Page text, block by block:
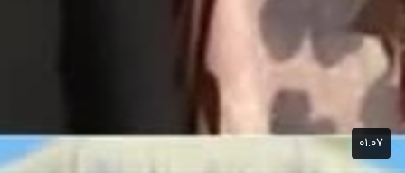
۰۱:۰۷